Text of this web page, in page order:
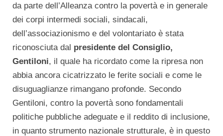
da parte dell’Alleanza contro la povertà e in generale
dei corpi intermedi sociali, sindacali,
dell’associazionismo e del volontariato è stata
riconosciuta dal presidente del Consiglio,
Gentiloni, il quale ha ricordato come la ripresa non
abbia ancora cicatrizzato le ferite sociali e come le
disuguaglianze rimangano profonde. Secondo
Gentiloni, contro la povertà sono fondamentali
politiche pubbliche adeguate e il reddito di inclusione,
in quanto strumento nazionale strutturale, è in questo